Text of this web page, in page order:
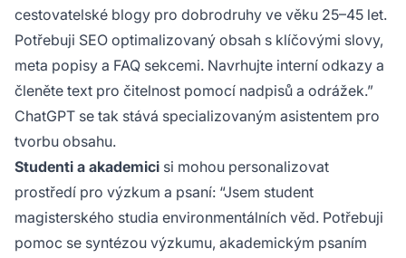
cestovatelské blogy pro dobrodruhy ve věku 25–45 let.
Potřebuji SEO optimalizovaný obsah s klíčovými slovy,
meta popisy a FAQ sekcemi. Navrhujte interní odkazy a
členěte text pro čitelnost pomocí nadpisů a odrážek.”
ChatGPT se tak stává specializovaným asistentem pro
tvorbu obsahu.
Studenti a akademici si mohou personalizovat
prostředí pro výzkum a psaní: “Jsem student
magisterského studia environmentálních věd. Potřebuji
pomoc se syntézou výzkumu, akademickým psaním